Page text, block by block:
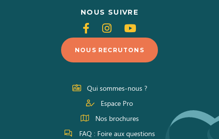
NOUS SUIVRE
Suivez-
nous
sur
Facebook
Suivez-
nous
sur
Instagram
Suivez-
nous
sur
Youtube
NOUS RECRUTONS
Qui sommes-nous ?
Espace Pro
Nos brochures
FAQ : Foire aux questions